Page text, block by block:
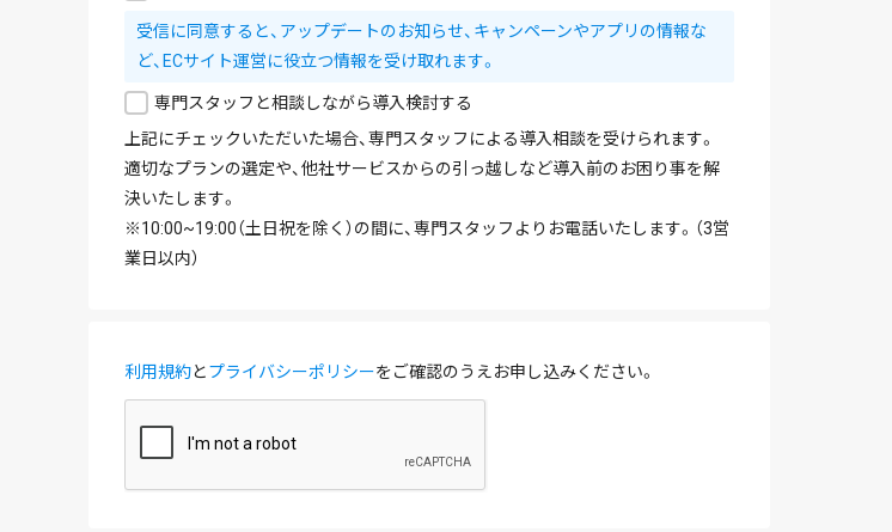
受信に同意すると、アップデートのお知らせ、キャンペーンやアプリの情報な
ど、ECサイト運営に役立つ情報を受け取れます。
専門スタッフと相談しながら導入検討する
上記にチェックいただいた場合、専門スタッフによる導入相談を受けられます。
適切なプランの選定や、他社サービスからの引っ越しなど導入前のお困り事を解
決いたします。
※10:00~19:00（土日祝を除く）の間に、専門スタッフよりお電話いたします。（3営
業日以内）
利用規約とプライバシーポリシーをご確認のうえお申し込みください。